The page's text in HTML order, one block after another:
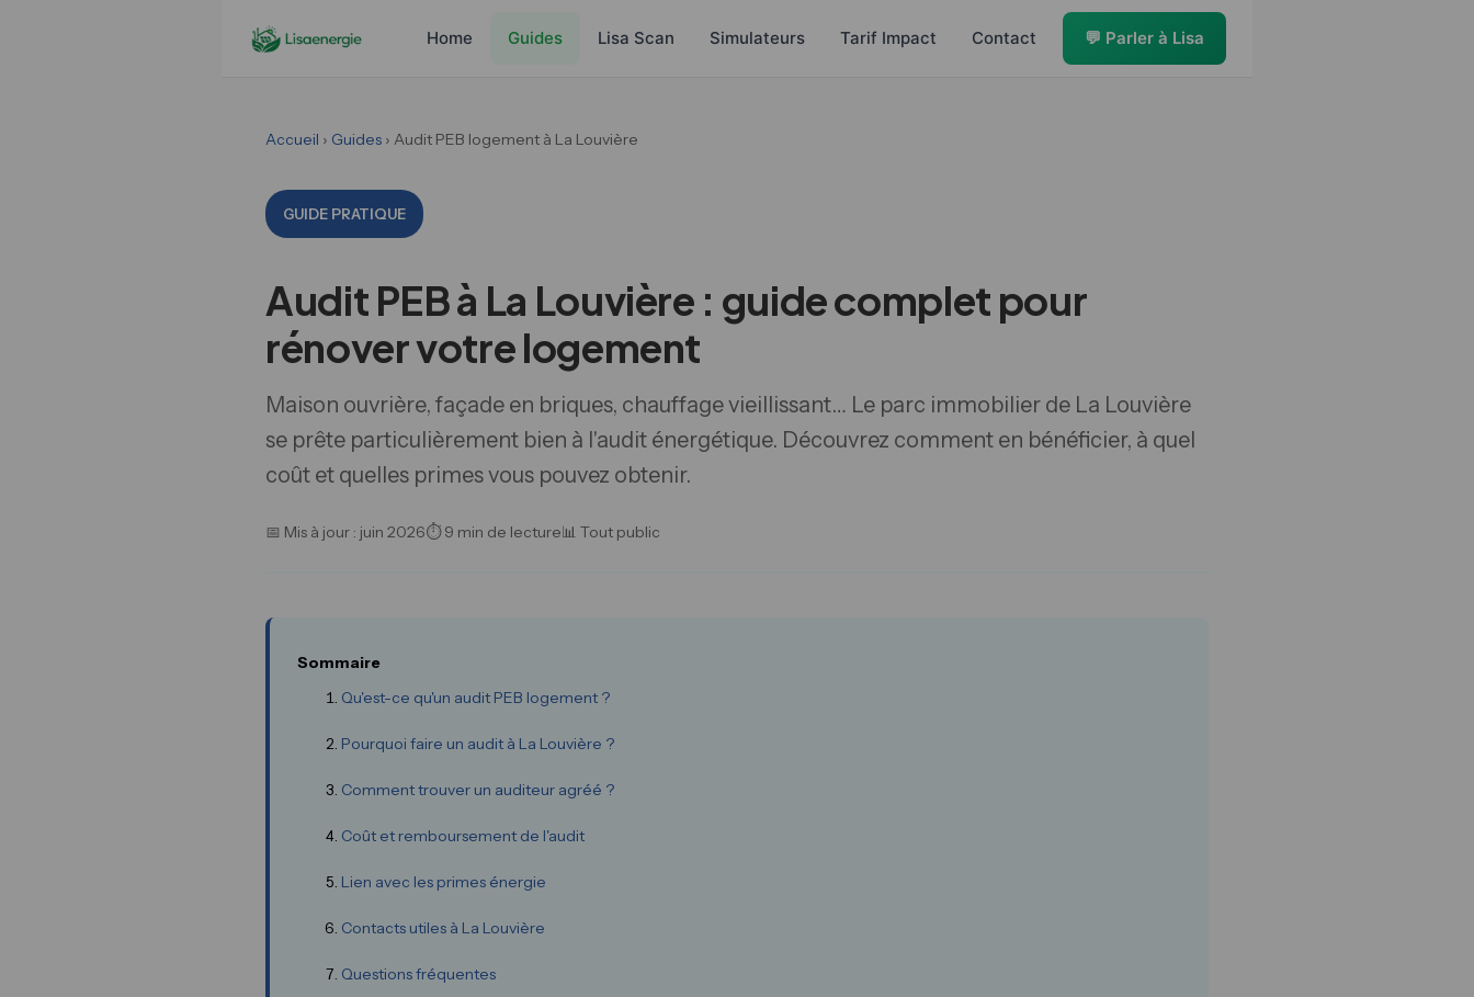
Home Guides Lisa Scan Simulateurs Tarif Impact Contact 💬 Parler à Lisa
Accueil › Guides › Audit PEB logement à La Louvière
GUIDE PRATIQUE
Audit PEB à La Louvière : guide complet pour
rénover votre logement
Maison ouvrière, façade en briques, chauffage vieillissant… Le parc immobilier de La Louvière
se prête particulièrement bien à l'audit énergétique. Découvrez comment en bénéficier, à quel
coût et quelles primes vous pouvez obtenir.
📅 Mis à jour : juin 2026⏱ 9 min de lecture📊 Tout public
Sommaire
Qu'est-ce qu'un audit PEB logement ?
Pourquoi faire un audit à La Louvière ?
Comment trouver un auditeur agréé ?
Coût et remboursement de l'audit
Lien avec les primes énergie
Contacts utiles à La Louvière
Questions fréquentes